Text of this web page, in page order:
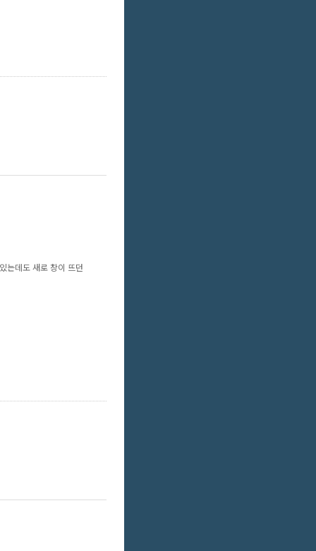
는데도 새로 창이 뜨던